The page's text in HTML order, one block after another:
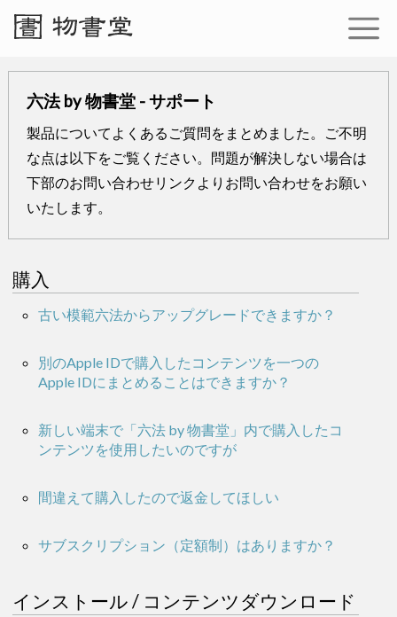
六法 by 物書堂 - サポート
製品についてよくあるご質問をまとめました。ご不明
な点は以下をご覧ください。問題が解決しない場合は
下部のお問い合わせリンクよりお問い合わせをお願い
いたします。
購入
古い模範六法からアップグレードできますか？
別のApple IDで購入したコンテンツを一つの
Apple IDにまとめることはできますか？
新しい端末で「六法 by 物書堂」内で購入したコ
ンテンツを使用したいのですが
間違えて購入したので返金してほしい
サブスクリプション（定額制）はありますか？
インストール / コンテンツダウンロード